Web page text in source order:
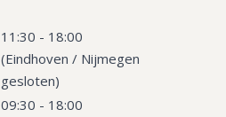
11:30 - 18:00
(Eindhoven / Nijmegen
gesloten)
09:30 - 18:00